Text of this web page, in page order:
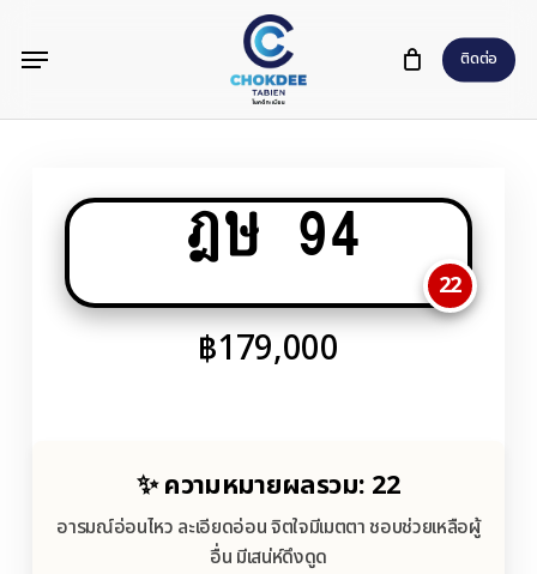
content
ติดต่อ
Menu
ฎษ 94
22
฿179,000
✨ ความหมายผลรวม: 22
อารมณ์อ่อนไหว ละเอียดอ่อน จิตใจมีเมตตา ชอบช่วยเหลือผู้
อื่น มีเสน่ห์ดึงดูด